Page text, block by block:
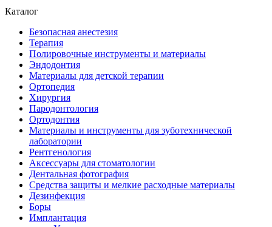
Каталог
Безопасная анестезия
Терапия
Полировочные инструменты и материалы
Эндодонтия
Материалы для детской терапии
Ортопедия
Хирургия
Пародонтология
Ортодонтия
Материалы и инструменты для зуботехнической
лаборатории
Рентгенология
Аксессуары для стоматологии
Дентальная фотография
Средства защиты и мелкие расходные материалы
Дезинфекция
Боры
Имплантация